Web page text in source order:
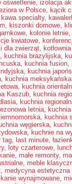
oświetlenie, izolacja
w Polsce, kącik
kawa specialty,
, kiszonki domowe,
, kolonie letnie,
kwiatowe,
dla zwierząt,
, kuchnia brazylijska,
, kuchnia fusion,
, kuchnia
, kuchnia meksykańska
, kuchnia
Kaszub, kuchnia
, kuchnia
letnia,
, kuchnia
węgierska,
, kuchnie na
tag, last minute,
, loty czarterowe,
, małe remonty,
, meble
, medycyna estetyczna
wynajmowane,